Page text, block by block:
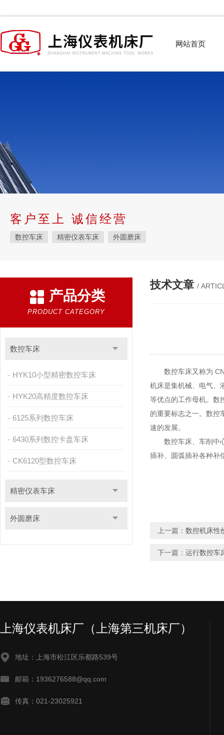
网站首页
客户至上 诚信经营
数控车床 精密仪表车床 外圆磨床
产品分类
PRODUCT CATEGORY
数控车床
HYK10小型精密数控车床
HYK20高精度数控车床
6125系列数控车床
6430系列数控卡盘车床
CK6120型数控车床
精密仪表车床
外圆磨床
技术文章 /
数控车床又称为
机床是集机械、电气、
等优点的工作母机。数
的重要标志之一。数控
速的发展。
数控车床、车削中心
插补、圆弧插补各种补
上一篇： 数控机床性
下一篇： 运行数控车
上海仪表机床厂（上海第三机床厂）
地址：上海市松江区乐都路539号
邮箱：1936276588@qq.com
传真：021-23025921